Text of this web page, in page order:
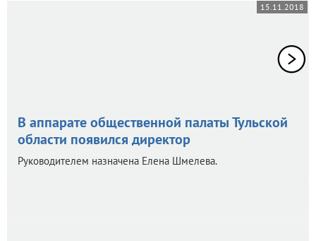
15.11.2018
В аппарате общественной палаты Тульской
области появился директор
Руководителем назначена Елена Шмелева.